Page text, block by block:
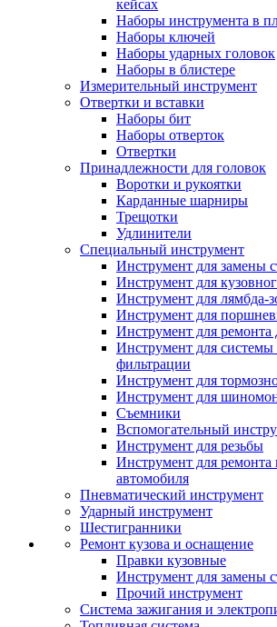
кейсах
Наборы инструмента в
Наборы ключей
Наборы ударных головок
Наборы в блистере
Измерительный инструмент
Отвертки и вставки
Наборы бит
Наборы отверток
Отвертки
Принадлежности для головок
Воротки и рукоятки
Карданные шарниры
Трещотки
Удлинители
Специальный инструмент
Инструмент для замены
Инструмент для
Инструмент для лямбда-
Инструмент для
Инструмент для ремонта
Инструмент для системы
фильтрации
Инструмент для
Инструмент для
Съемники
Вспомогательный
Инструмент для резьбы
Инструмент для ремонта
автомобиля
Пневматический инструмент
Ударный инструмент
Шестигранники
Ремонт кузова и оснащение
Правки кузовные
Инструмент для замены
Прочий инструмент
Система зажигания и